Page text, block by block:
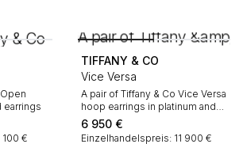
earrings
€
TIFFANY & CO
Vice Versa
A pair of Tiffany & Co Vice Versa
hoop earrings in platinum and
diamonds
6 950 €
Einzelhandelspreis: 11 900 €